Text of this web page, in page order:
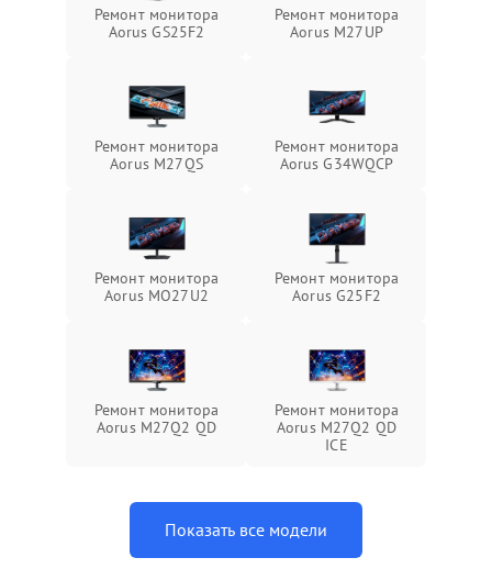
Ремонт монитора
Aorus GS25F2
Ремонт монитора
Aorus M27UP
Ремонт монитора
Aorus M27QS
Ремонт монитора
Aorus G34WQCP
Ремонт монитора
Aorus MO27U2
Ремонт монитора
Aorus G25F2
Ремонт монитора
Aorus M27Q2 QD
Ремонт монитора
Aorus M27Q2 QD
ICE
Показать все модели